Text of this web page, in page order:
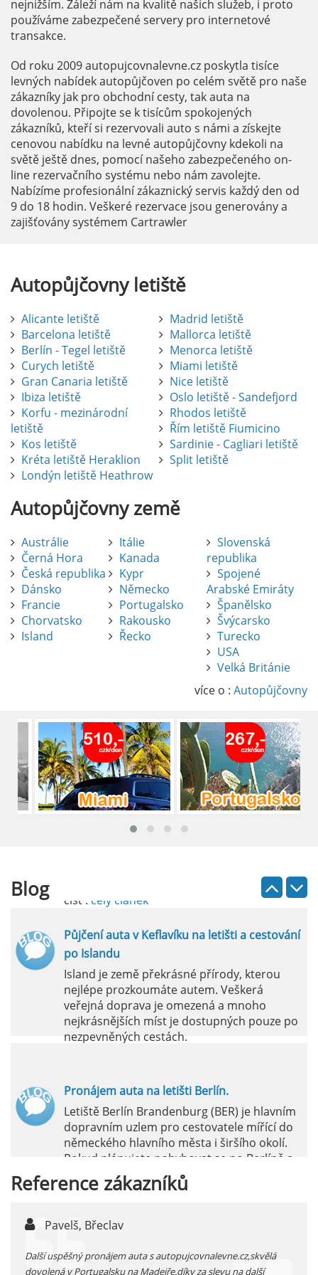
nejnižším. Záleží nám na kvalitě našich služeb, i proto
používáme zabezpečené servery pro internetové
transakce.
Od roku 2009 autopujcovnalevne.cz poskytla tisíce
levných nabídek autopůjčoven po celém světě pro naše
zákazníky jak pro obchodní cesty, tak auta na
dovolenou. Připojte se k tisícům spokojených
zákazníků, kteří si rezervovali auto s námi a získejte
cenovou nabídku na levné autopůjčovny kdekoli na
světě ještě dnes, pomocí našeho zabezpečeného on-
line rezervačního systému nebo nám zavolejte.
Nabízíme profesionální zákaznický servis každý den od
9 do 18 hodin. Veškeré rezervace jsou generovány a
zajišťovány systémem Cartrawler
Autopůjčovnyletiště
Alicante letiště
Barcelona letiště
Berlín - Tegel letiště
Curych letiště
Gran Canaria letiště
Ibiza letiště
Korfu - mezinárodní
letiště
Kos letiště
Kréta letiště Heraklion
Londýn letiště Heathrow
Madrid letiště
Mallorca letiště
Menorca letiště
Miami letiště
Nice letiště
Oslo letiště - Sandefjord
Rhodos letiště
Řím letiště Fiumicino
Sardinie - Cagliari letiště
Split letiště
Autopůjčovnyzemě
Austrálie
Černá Hora
Česká republika
Dánsko
Francie
Chorvatsko
Island
Itálie
Kanada
Kypr
Německo
Portugalsko
Rakousko
Řecko
Slovenská
republika
Spojené
Arabské Emiráty
Španělsko
Švýcarsko
Turecko
USA
Velká Británie
více o : Autopůjčovny
Blog
Pronájem auta na letišti Alicante
Půjčení auta na letišti v Alicante je výborný
způsob, jak pohodlně objevovat město i jeho
brána do regionu Costa Blanca, se nachází
přibližně 9 km od centra Alicante.
číst :celý článek
Pronájem auta na letišti Lefkada: Kompletní
průvodce
Půjčení auta na letišti Lefkada je skvělý
číst : celý článek
Půjčení auta v Keflavíku na letišti a cestování
po Islandu
Island je země překrásné přírody, kterou
nejlépe prozkoumáte autem. Veškerá
veřejná doprava je omezená a mnoho
nejkrásnějších míst je dostupných pouze po
nezpevněných cestách.
Pronájem auta na letišti Berlín.
Letiště Berlín Brandenburg (BER) je hlavním
dopravním uzlem pro cestovatele mířící do
německého hlavního města i širšího okolí.
Pokud plánujete pohybovat se po Berlíně a
okolních regionech bez omezení, pronájem
auta přímo na letišti je ideální volbou.
Letiště Marseille, oficiálně známé jako
Reference zákazníků
Pavelš, Břeclav
Další uspěšný pronájem auta s autopujcovnalevne.cz,skvělá
dovolená v Portugalsku na Madeiře.díky za slevu na další